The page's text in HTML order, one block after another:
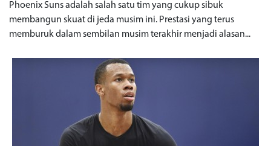
Phoenix Suns adalah salah satu tim yang cukup sibuk
membangun skuat di jeda musim ini. Prestasi yang terus
memburuk dalam sembilan musim terakhir menjadi alasan...